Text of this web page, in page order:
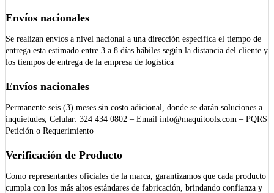
Envíos nacionales
Se realizan envíos a nivel nacional a una dirección especifica el tiempo de
entrega esta estimado entre 3 a 8 días hábiles según la distancia del cliente y
los tiempos de entrega de la empresa de logística
Envíos nacionales
Permanente seis (3) meses sin costo adicional, donde se darán soluciones a
inquietudes, Celular: 324 434 0802 – Email info@maquitools.com – PQRS
Petición o Requerimiento
Verificación de Producto
Como representantes oficiales de la marca, garantizamos que cada producto
cumpla con los más altos estándares de fabricación, brindando confianza y